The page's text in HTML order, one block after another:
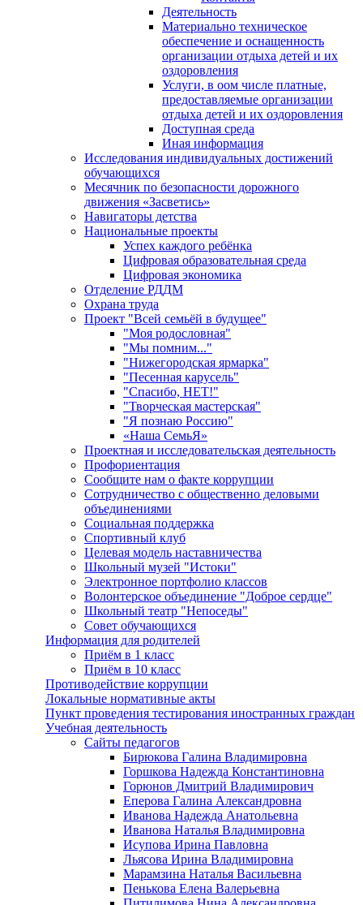
Деятельность
Материально техническое
обеспечение и оснащенность
организации отдыха детей и их
оздоровления
Услуги, в оом числе платные,
предоставляемые организации
отдыха детей и их оздоровления
Доступная среда
Иная информация
Исследования индивидуальных достижений
обучающихся
Месячник по безопасности дорожного
движения «Засветись»
Навигаторы детства
Национальные проекты
Успех каждого ребёнка
Цифровая образовательная среда
Цифровая экономика
Отделение РДДМ
Охрана труда
Проект "Всей семьёй в будущее"
"Моя родословная"
"Мы помним..."
"Нижегородская ярмарка"
"Песенная карусель"
"Спасибо, НЕТ!"
"Творческая мастерская"
"Я познаю Россию"
«Наша СемьЯ»
Проектная и исследовательская деятельность
Профориентация
Сообщите нам о факте коррупции
Сотрудничество с общественно деловыми
объединениями
Социальная поддержка
Спортивный клуб
Целевая модель наставничества
Школьный музей "Истоки"
Электронное портфолио классов
Волонтерское объединение "Доброе сердце"
Школьный театр "Непоседы"
Совет обучающихся
Информация для родителей
Приём в 1 класс
Приём в 10 класс
Противодействие коррупции
Локальные нормативные акты
Пункт проведения тестирования иностранных граждан
Учебная деятельность
Сайты педагогов
Бирюкова Галина Владимировна
Горшкова Надежда Константиновна
Горюнов Дмитрий Владимирович
Еперова Галина Александровна
Иванова Надежда Анатольевна
Иванова Наталья Владимировна
Исупова Ирина Павловна
Льясова Ирина Владимировна
Марамзина Наталья Васильевна
Пенькова Елена Валерьевна